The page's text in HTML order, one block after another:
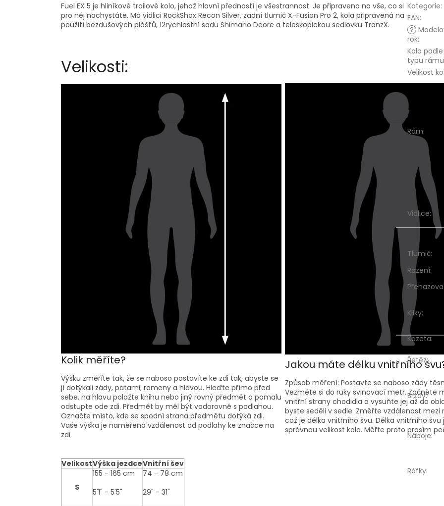
Fuel EX 5 je hliníkové trailové kolo, jehož hlavní předností je všestrannost. Je připraveno na vše, co si
pro něj nachystáte. Má vidlici RockShox Recon Silver, zadní tlumič X-Fusion Pro 2, kola připravená na
použití bezdušových plášťů, 12rychlostní sadu Shimano Deore a teleskopickou sedlovku TranzX.
Velikosti:
Kolik měříte?
Výšku změříte tak, že se naboso postavíte ke zdi tak, abyste se
jí dotýkali zády, patami, rameny a hlavou. Hleďte přímo před
sebe, na hlavu položte knihu nebo jiný rovný předmět a pomalu
odstupte ode zdi. Předmět by měl být vodorovně s podlahou.
Označte místo, kde se spodní strana předmětu dotýká zdi.
Vaše výška je naměřená vzdálenost od podlahy ke značce na
zdi.
Jakou máte délku vnitřního
Způsob měření: Postavte se naboso zády
Vezměte si do ruky svinovací metr. Začněte
vnitřní strany chodidla a vysuňte jej až do
byste seděli v sedle. Změřte vzdálenost mezi
což je délka vnitřního švu. Délka vnitřního švu
správnou velikost kola. Měřte proto prosím
VelikostVýška jezdceVnitřní šev
S
155 - 165 cm
5'1" - 5'5"
74 - 78 cm
29" - 31"
Kategorie:
EAN:
?
rok:
Kolo podle
typu rámu
Velikost kol
Rám:
Vidlice:
Tlumič:
Řazení:
Kliky:
Kazeta:
Řetěz:
Brzdy:
Náboje:
Ráfky: